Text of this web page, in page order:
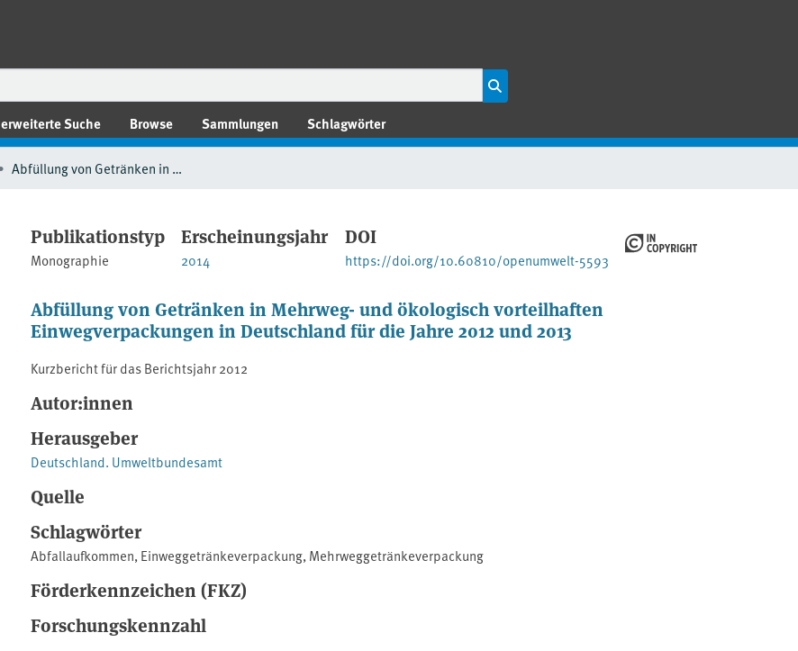
erweiterte Suche Browse Sammlungen Schlagwörter
Abfüllung von Getränken in Mehrweg- und ökologisch vorteilhaften Einwegverpackungen in Deutschland für die Jahre 2012 und 2013
Publikationstyp
Monographie
Erscheinungsjahr
2014
DOI
https://doi.org/10.60810/openumwelt-5593
Abfüllung von Getränken in Mehrweg- und ökologisch vorteilhaften
Einwegverpackungen in Deutschland für die Jahre 2012 und 2013
Kurzbericht für das Berichtsjahr 2012
Autor:innen
Herausgeber
Deutschland. Umweltbundesamt
Quelle
Schlagwörter
Abfallaufkommen, Einweggetränkeverpackung, Mehrweggetränkeverpackung
Förderkennzeichen (FKZ)
Forschungskennzahl